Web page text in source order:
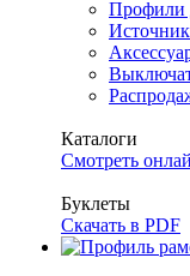
Профили
Каталоги
Смотреть
Буклеты
Скачать в PDF